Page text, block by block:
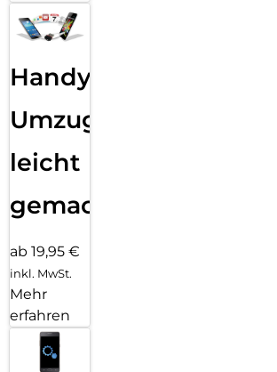
Handy
Umzug
leicht
gemacht!
ab 19,95 €
inkl. MwSt.
Mehr
erfahren